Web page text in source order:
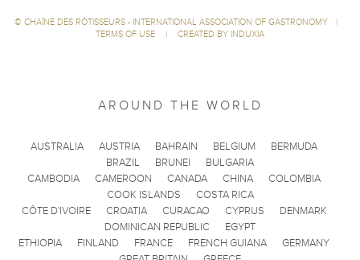
© CHAÎNE DES RÔTISSEURS - INTERNATIONAL ASSOCIATION OF GASTRONOMY
|
TERMS OF USE
| CREATED BY INDUXIA
AROUND THE WORLD
AUSTRALIA AUSTRIA BAHRAIN BELGIUM
BERMUDA
BRAZIL
BRUNEI
BULGARIA
CAMBODIA
CAMEROON CANADA CHINA
COLOMBIA
COOK ISLANDS
COSTA RICA
CÔTE D'IVOIRE
CROATIA CURACAO CYPRUS
DENMARK
DOMINICAN REPUBLIC
EGYPT
ETHIOPIA
FINLAND FRANCE FRENCH GUIANA
GERMANY